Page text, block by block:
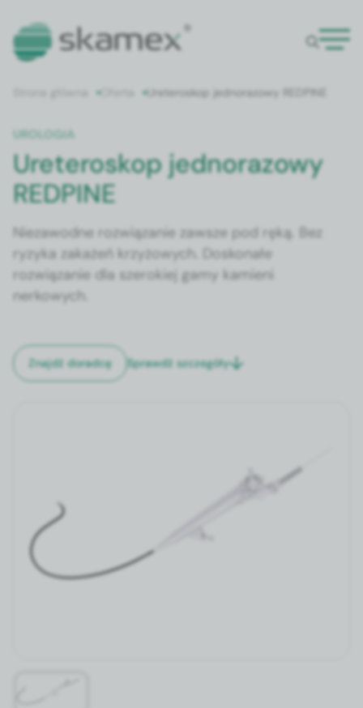
Oferta Ureteroskop jednorazowy REDPINE
UROLOGIA
Ureteroskop jednorazowy
REDPINE
Niezawodne rozwiązanie zawsze pod ręką. Bez
ryzyka zakażeń krzyżowych. Doskonałe
rozwiązanie dla szerokiej gamy kamieni
nerkowych.
Znajdź doradcę Sprawdź szczegóły